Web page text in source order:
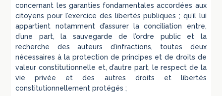
concernant les garanties fondamentales accordées aux
citoyens pour l’exercice des libertés publiques ; qu’il lui
appartient notamment d’assurer la conciliation entre,
d’une part, la sauvegarde de l’ordre public et la
recherche des auteurs d’infractions, toutes deux
nécessaires à la protection de principes et de droits de
valeur constitutionnelle et, d’autre part, le respect de la
vie privée et des autres droits et libertés
constitutionnellement protégés ;